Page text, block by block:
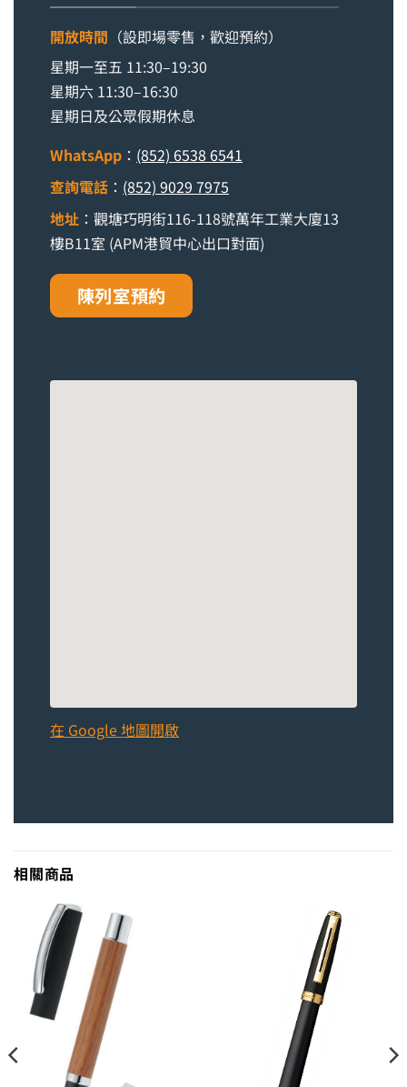
開放時間 （設即場零售，歡迎預約）
星期一至五 11:30–19:30
星期六 11:30–16:30
星期日及公眾假期休息
WhatsApp ： (852) 6538 6541
查詢電話 ： (852) 9029 7975
地址 ：觀塘巧明街116-118號萬年工業大廈13
樓B11室 (APM港貿中心出口對面)
陳列室預約
在 Google 地圖開啟
相關商品